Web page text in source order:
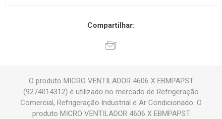
Compartilhar:
O produto MICRO VENTILADOR 4606 X EBMPAPST
(9274014312) é utilizado no mercado de Refrigeração
Comercial, Refrigeração Industrial e Ar Condicionado. O
produto MICRO VENTILADOR 4606 X EBMPAPST